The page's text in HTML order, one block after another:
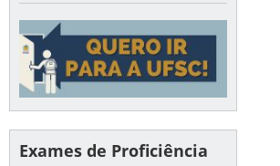
Exames de Proficiência